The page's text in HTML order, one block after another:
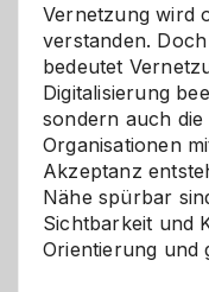
Vernetzung wird
verstanden.
bedeutet
Digitalisierung
sondern auch
Organisationen
Akzeptanz
Nähe spürbar
Sichtbarkeit und
Orientierung und